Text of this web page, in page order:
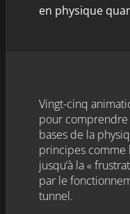
en physique
Vingt-cinq
pour
bases de la
principes comme
jusqu’à la «
par le
tunnel.